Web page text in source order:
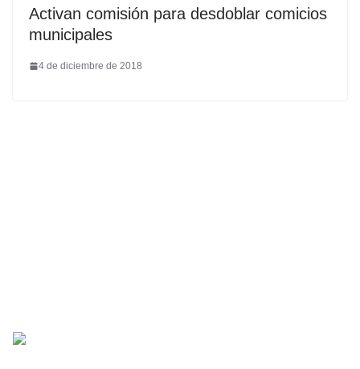
Activan comisión para desdoblar comicios
municipales
4 de diciembre de 2018